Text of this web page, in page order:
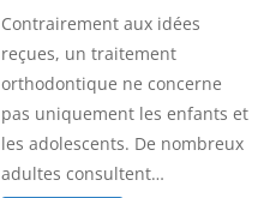
Contrairement aux idées
reçues, un traitement
orthodontique ne concerne
pas uniquement les enfants et
les adolescents. De nombreux
adultes consultent…